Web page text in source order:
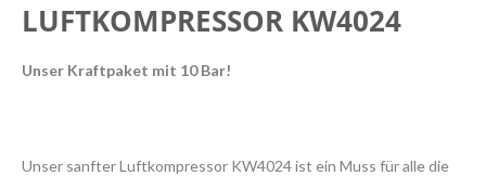
LUFTKOMPRESSOR KW4024
Unser Kraftpaket mit 10 Bar!
Unser sanfter Luftkompressor KW4024 ist ein Muss für alle die